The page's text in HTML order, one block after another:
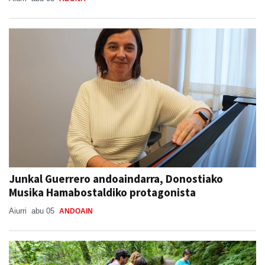
Junkal Guerrero andoaindarra, Donostiako
Musika Hamabostaldiko protagonista
Aiurri abu 05 ANDOAIN